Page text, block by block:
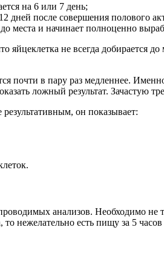
на 6 или 7 день;
дней после совершения полового
места и начинает полноценно
яйцеклетка не всегда
почти в пару раз медленнее.
ложный результат. Зачастую
он показывает:
анализов. Необходимо не
то нежелательно есть пищу за 5